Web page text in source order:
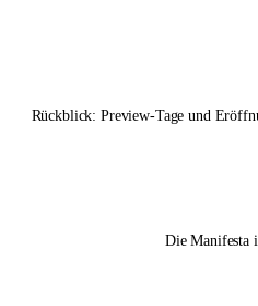
Rückblick: Preview-Tage und
Die Manifesta